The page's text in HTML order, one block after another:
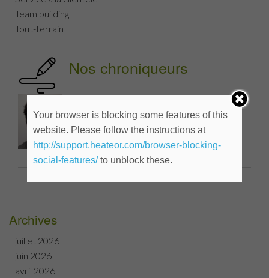
Team building
Tout-terrain
Nos chroniqueurs
Mathieu Valiquette
Archives
juillet 2026
juin 2026
avril 2026
Your browser is blocking some features of this
website. Please follow the instructions at
http://support.heateor.com/browser-blocking-
social-features/to unblock these.